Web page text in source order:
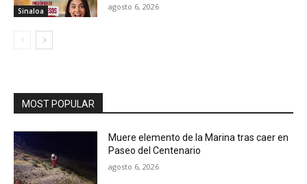
Sinaloa agosto 6, 2026
MOST POPULAR
Muere elemento de la Marina tras caer en
Paseo del Centenario
agosto 6, 2026